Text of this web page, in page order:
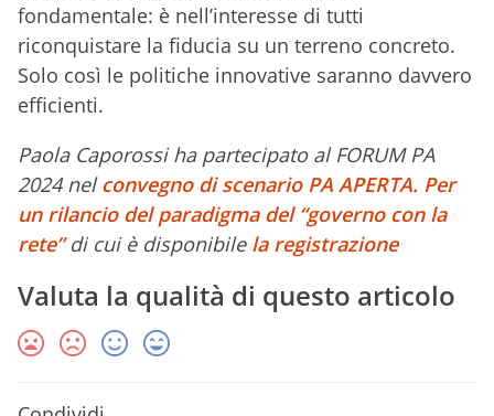
fondamentale: è nell’interesse di tutti
riconquistare la fiducia su un terreno concreto.
Solo così le politiche innovative saranno davvero
efficienti.
Paola Caporossi ha partecipato al FORUM PA
2024 nelconvegno di scenario PA APERTA. Per
un rilancio del paradigma del “governo con la
rete”di cui è disponibile la registrazione
Valuta la qualità di questo articolo